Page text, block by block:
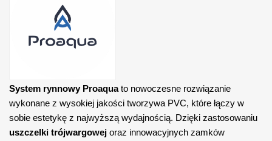
System rynnowy Proaquato nowoczesne rozwiązanie
wykonane z wysokiej jakości tworzywa PVC, które łączy w
sobie estetykę z najwyższą wydajnością. Dzięki zastosowaniu
uszczelki trójwargowej oraz innowacyjnych zamków